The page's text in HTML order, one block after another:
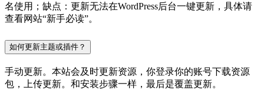
名使用；缺点：更新无法在WordPress后台一键更新，具体请
查看网站“新手必读”。
如何更新主题或插件？
手动更新。本站会及时更新资源，你登录你的账号下载资源
包，上传更新。和安装步骤一样，最后是覆盖更新。